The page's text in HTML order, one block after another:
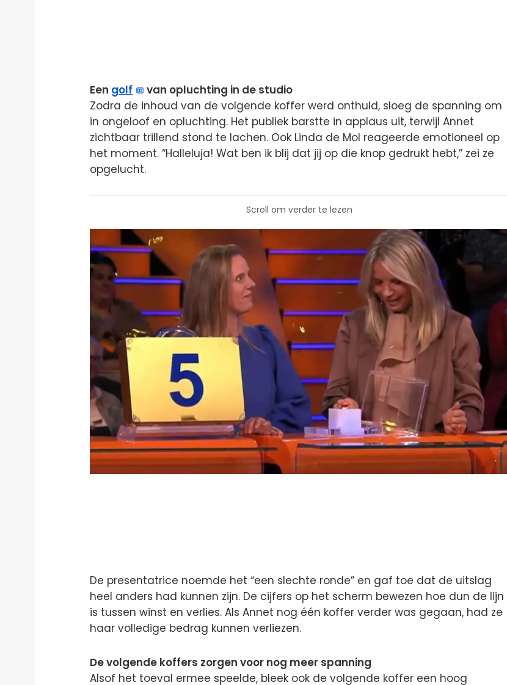
Een golf
van opluchting in de studio
Zodra de inhoud van de volgende koffer werd onthuld, sloeg de spanning om
in ongeloof en opluchting. Het publiek barstte in applaus uit, terwijl Annet
zichtbaar trillend stond te lachen. Ook Linda de Mol reageerde emotioneel op
het moment. “Halleluja! Wat ben ik blij dat jij op die knop gedrukt hebt,” zei ze
opgelucht.
Scroll om verder te lezen
De presentatrice noemde het “een slechte ronde” en gaf toe dat de uitslag
heel anders had kunnen zijn. De cijfers op het scherm bewezen hoe dun de lijn
is tussen winst en verlies. Als Annet nog één koffer verder was gegaan, had ze
haar volledige bedrag kunnen verliezen.
De volgende koffers zorgen voor nog meer spanning
Alsof het toeval ermee speelde, bleek ook de volgende koffer een hoog